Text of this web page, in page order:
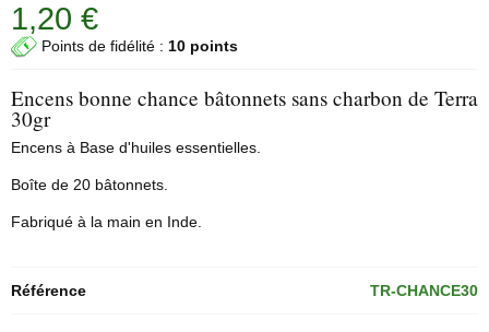
1,20 €
Points de fidélité : 10 points
Encens bonne chance bâtonnets sans charbon de Terra
30gr
Encens à Base d'huiles essentielles.
Boîte de 20 bâtonnets.
Fabriqué à la main en Inde.
Référence TR-CHANCE30